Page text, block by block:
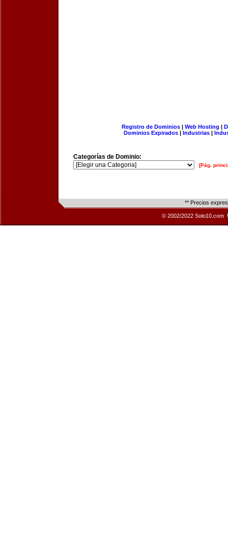
Registro de Dominios| Web Hosting |
Dominios Expirados | Industrias |
Categorías de Dominio:
[Pág.
** Precios
© 2002/2022 Solo10.com